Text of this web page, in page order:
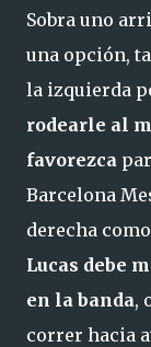
Sobra uno
una opción,
la izquierda
rodearle al
favorezca
Barcelona
derecha
Lucas debe
en la banda,
correr hacia